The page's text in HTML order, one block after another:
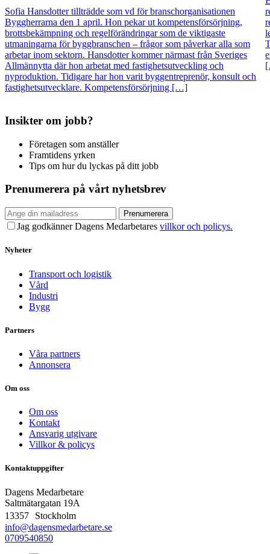
Sofia Hansdotter tillträdde som vd för branschorganisationen
Byggherrarna den 1 april. Hon pekar ut kompetensförsörjning,
brottsbekämpning och regelförändringar som de viktigaste
utmaningarna för byggbranschen – frågor som påverkar alla som
arbetar inom sektorn. Hansdotter kommer närmast från Sveriges
Allmännytta där hon arbetat med fastighetsutveckling och
nyproduktion. Tidigare har hon varit byggentreprenör, konsult och
fastighetsutvecklare. Kompetensförsörjning […]
Insikter om jobb?
Företagen som anställer
Framtidens yrken
Tips om hur du lyckas på ditt jobb
Prenumerera på vårt nyhetsbrev
Prenumerera
Jag godkänner Dagens Medarbetares villkor och policys.
Nyheter
Transport och logistik
Vård
Industri
Bygg
Partners
Våra partners
Annonsera
Om oss
Om oss
Kontakt
Ansvarig utgivare
Villkor & policys
Kontaktuppgifter
Dagens Medarbetare
Saltmätargatan 19A
13357 Stockholm
info@dagensmedarbetare.se
0709540850